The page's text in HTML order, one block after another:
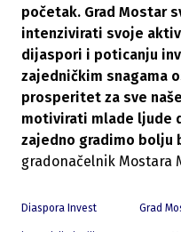
početak. Grad Mostar
intenzivirati svoje
dijaspori i poticanju
zajedničkim snagama
prosperitet za sve
motivirati mlade ljude
zajedno gradimo bolju
gradonačelnik Mostara
Diaspora Invest Grad